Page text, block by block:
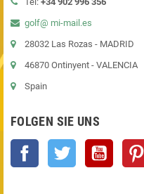
golf@ mi-mail.es
28032 Las Rozas - MADRID
46870 Ontinyent - VALENCIA
Spain
FOLGEN SIE UNS
Facebook Twitter YouTube